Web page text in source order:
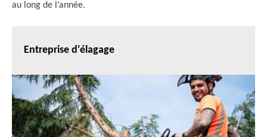
au long de l’année.
Entreprise d'élagage